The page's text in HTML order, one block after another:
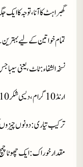
گھبراہٹ کا آنا، توجہ کا ایک
تمام خواتین کے لیے
نسخہ الشفاء
ارنڈ 10 گرام، دیسی شکر 110 گرام
ترکیب تیاری: دونوں چیزوں
مقدارخوراک: ایک چھوٹا